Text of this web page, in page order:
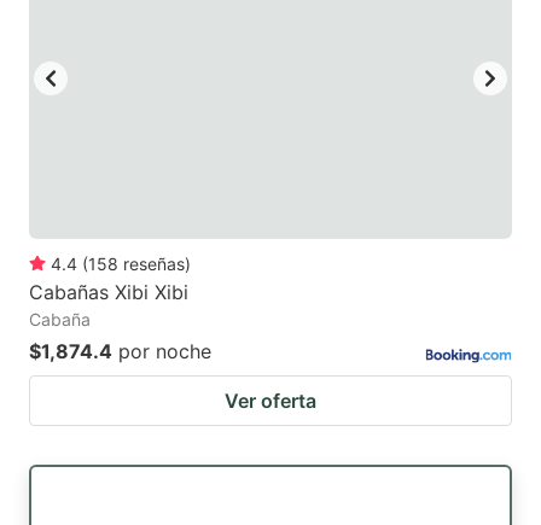
4.4 (158 reseñas)
Cabañas Xibi Xibi
Cabaña
$1,874.4 por noche
Ver oferta